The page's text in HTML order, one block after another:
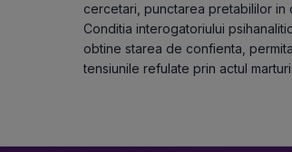
cercetari, punctarea pretabililor in
Conditia interogatoriului
obtine starea de confienta,
tensiunile refulate prin actul